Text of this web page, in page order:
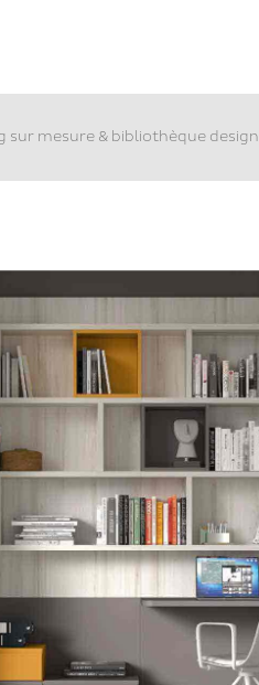
sur mesure & bibliothèque design